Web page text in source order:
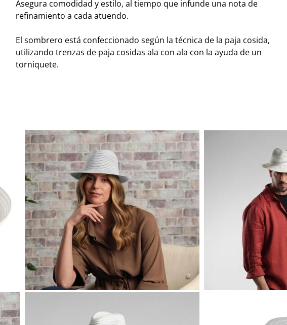
Asegura comodidad y estilo, al tiempo que infunde una nota de
refinamiento a cada atuendo.
El sombrero está confeccionado según la técnica de la paja cosida,
utilizando trenzas de paja cosidas ala con ala con la ayuda de un
torniquete.